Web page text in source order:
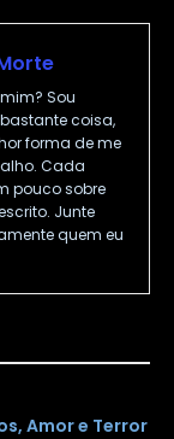
Sou
coisa,
forma de me
Cada
pouco sobre
Junte
quem eu
Amor e Terror